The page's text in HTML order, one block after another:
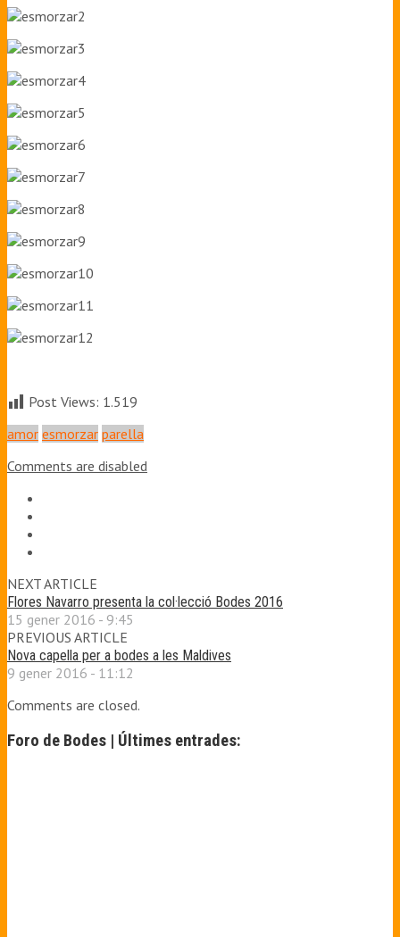
Post Views: 1.519
amor esmorzar parella
Comments are disabled
NEXT ARTICLE
Flores Navarro presenta la col·lecció Bodes 2016
15 gener 2016 - 9:45
PREVIOUS ARTICLE
Nova capella per a bodes a les Maldives
9 gener 2016 - 11:12
Comments are closed.
Foro de Bodes | Últimes entrades: